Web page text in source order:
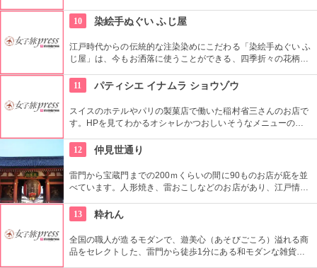
壁面を描き刺激的でエネルギッシュな店舗空間を演出してい
る。
10 染絵手ぬぐい ふじ屋
江戸時代からの伝統的な注染染めにこだわる「染絵手ぬぐい ふ
じ屋」は、今もお洒落に使うことができる、四季折々の花柄や
地の小物も各種扱っています。
11 パティシエ イナムラ ショウゾウ
スイスのホテルやパリの製菓店で働いた稲村省三さんのお店で
す。HPを見てわかるオシャレかつおしいそうなメニューの
を絶えません。
12 仲見世通り
雷門から宝蔵門までの200ｍくらいの間に90ものお店が庇を並
べています。人形焼き、雷おこしなどのお店があり、江戸情緒
13
粋れん
全国の職人が造るモダンで、遊美心（あそびごころ）溢れる商
品をセレクトした、雷門から徒歩1分にある和モダンな雑貨